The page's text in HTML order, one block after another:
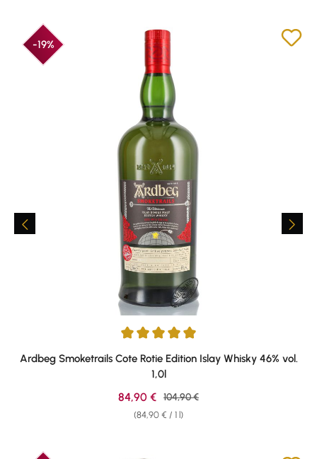
-19%
Average rating of 5 out of 5 stars
Ardbeg Smoketrails Cote Rotie Edition Islay Whisky 46% vol.
1,0l
(84,90 € / 1 l)
Sale price:
84,90 € Regular price:
104,90 €